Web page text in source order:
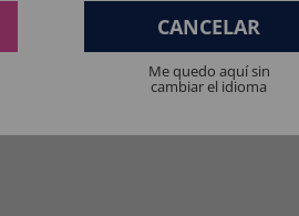
CANCELAR
Me quedo aquí sin
cambiar el idioma